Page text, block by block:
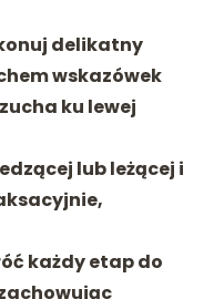
delikatny
wskazówek
ku lewej
lub leżącej i
każdy etap do